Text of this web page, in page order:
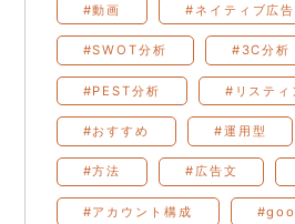
#動画 #ネイティブ広告
#SWOT分析 #3C分析
#PEST分析 #リスティ
#おすすめ #運用型
#方法 #広告文
#アカウント構成